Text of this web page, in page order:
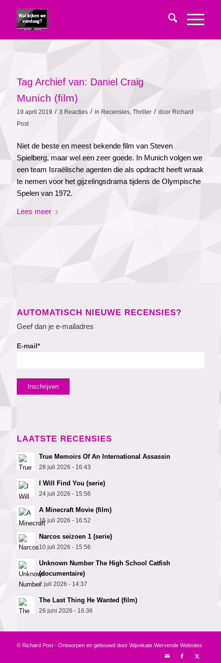
Tag Archief van: Daniel Craig
Munich (film)
19 april 2019 / 3 Reacties / in Recensies, Thriller / door Richard
Post
Niet de beste en meest bekende film van Steven
Spielberg, maar wel een zeer goede. In Munich volgen we
een team Israëlische agenten die als opdracht heeft wraak
te nemen voor het gijzelingsdrama tijdens de Olympische
Spelen van 1972.
Lees meer
AUTOMATISCH NIEUWE RECENSIES?
Geef dan je e-mailadres
E-mail*
LAATSTE RECENSIES
True Memoirs Of An International Assassin
28 juli 2026 - 16:43
I Will Find You (serie)
24 juli 2026 - 15:56
A Minecraft Movie (film)
15 juli 2026 - 16:52
Narcos seizoen 1 (serie)
10 juli 2026 - 15:56
Unknown Number The High School Catfish
(documentaire)
2 juli 2026 - 14:37
The Last Thing He Wanted (film)
26 juni 2026 - 16:36
© Richard Post - Ontworpen en gebouwd door Wijvekate Wervende Websites